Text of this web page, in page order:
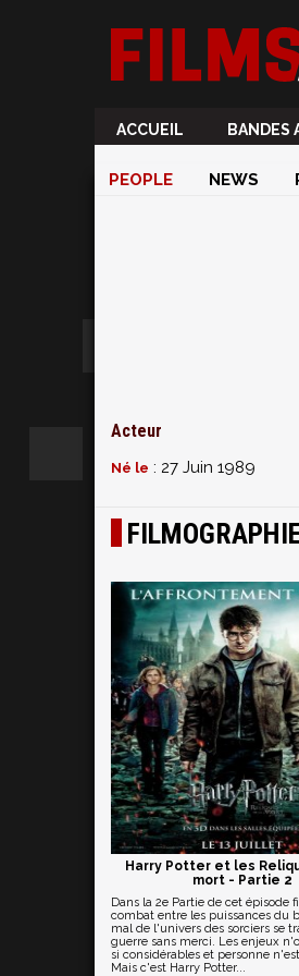
ACCUEIL BANDES
PEOPLE NEWS
Acteur
Né le : 27 Juin 1989
Harry Potter et les
mort - Partie 2
Dans la 2e Partie de cet épisode
combat entre les puissances du
mal de l'univers des sorciers se
guerre sans merci. Les enjeux
si considérables et personne
Mais c'est Harry Potter...